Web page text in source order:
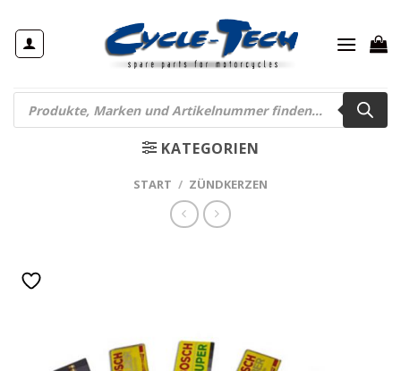
Inhalt
springen
Products
search
KATEGORIEN
START / ZÜNDKERZEN